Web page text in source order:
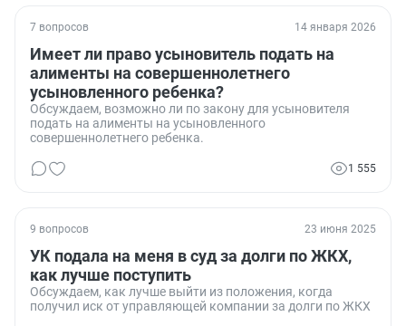
7 вопросов 14 января 2026
Имеет ли право усыновитель подать на
алименты на совершеннолетнего
усыновленного ребенка?
Обсуждаем, возможно ли по закону для усыновителя
подать на алименты на усыновленного
совершеннолетнего ребенка.
1 555
9 вопросов 23 июня 2025
УК подала на меня в суд за долги по ЖКХ,
как лучше поступить
Обсуждаем, как лучше выйти из положения, когда
получил иск от управляющей компании за долги по ЖКХ